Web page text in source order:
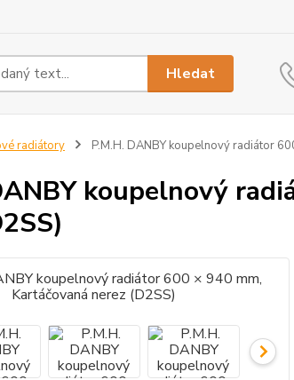
Hledat
radiátory P.M.H. DANBY koupelnový radiátor
koupelnový